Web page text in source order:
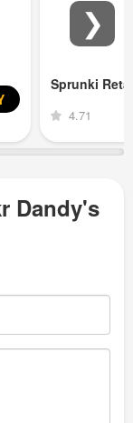
Sprunki
4.71
❯
Dandy's